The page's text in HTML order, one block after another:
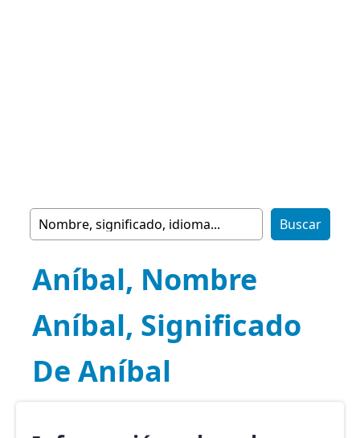
Aníbal, Nombre
Aníbal, Significado
De Aníbal